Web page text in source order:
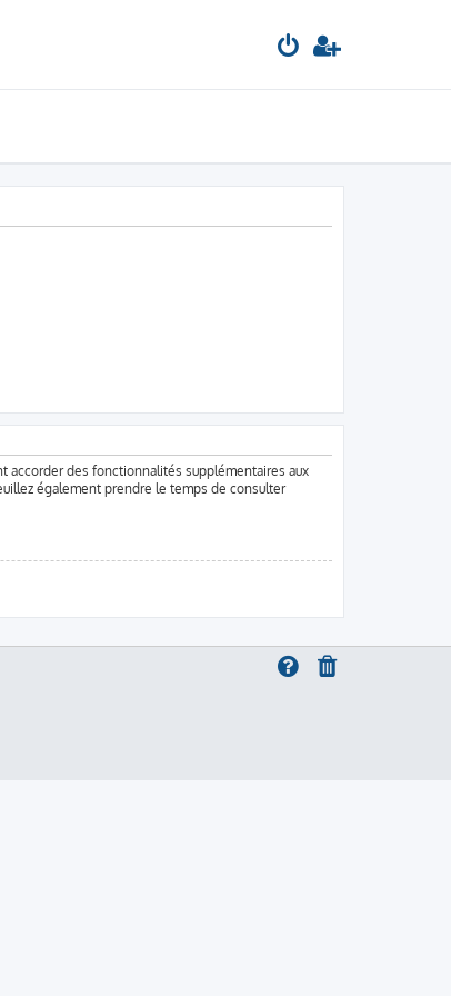
accorder des fonctionnalités supplémentaires aux
également prendre le temps de consulter